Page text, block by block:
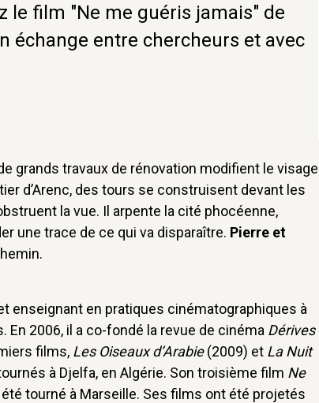
le film "Ne me guéris jamais" de
échange entre chercheurs et avec
grands travaux de rénovation modifient le visage
d’Arenc, des tours se construisent devant les
la vue. Il arpente la cité phocéenne,
une trace de ce qui va disparaître. Pierre et
enseignant en pratiques cinématographiques à
En 2006, il a co-fondé la revue de cinéma Dérives
films, Les Oiseaux d’Arabie(2009) et La Nuit
à Djelfa, en Algérie. Son troisième film Ne
tourné à Marseille. Ses films ont été projetés